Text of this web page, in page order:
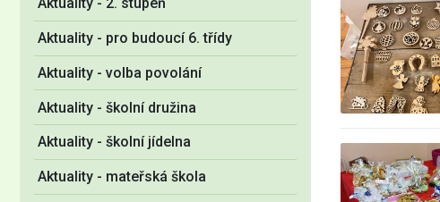
Aktuality - 2. stupeň
Aktuality - pro budoucí 6. třídy
Aktuality - volba povolání
Aktuality - školní družina
Aktuality - školní jídelna
Aktuality - mateřská škola